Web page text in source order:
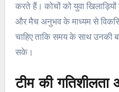
करते हैं। कोचों को युवा
और मैच अनुभव के माध्यम से
चाहिए ताकि समय के साथ उनकी
सके।
टीम की गतिशीलता